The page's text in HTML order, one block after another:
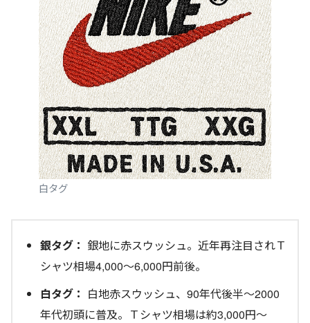
白タグ
銀タグ： 銀地に赤スウッシュ。近年再注目されＴ
シャツ相場4,000〜6,000円前後。
白タグ： 白地赤スウッシュ、90年代後半～2000
年代初頭に普及。Ｔシャツ相場は約3,000円〜